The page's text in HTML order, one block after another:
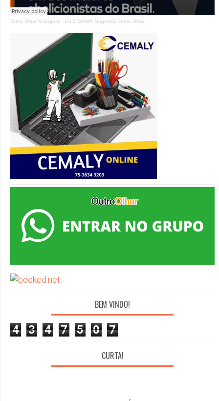
Outro Olhar Amargosa · LUIZ GAMA: Sugestão Outro Olhar
BEM VINDO!
4 3 4 7 5 0 7
CURTA!